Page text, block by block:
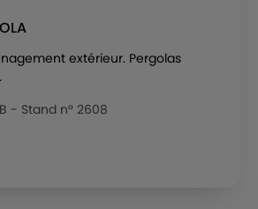
extérieur. Pergolas
- Stand n° 2608